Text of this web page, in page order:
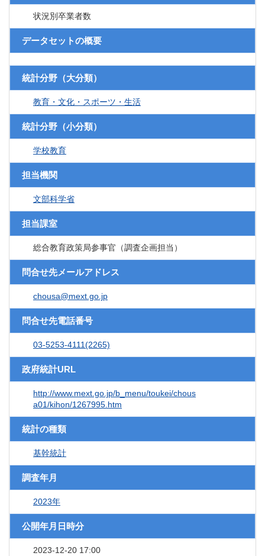
状況別卒業者数
データセットの概要
統計分野（大分類）
教育・文化・スポーツ・生活
統計分野（小分類）
学校教育
担当機関
文部科学省
担当課室
総合教育政策局参事官（調査企画担当）
問合せ先メールアドレス
chousa@mext.go.jp
問合せ先電話番号
03-5253-4111(2265)
政府統計URL
http://www.mext.go.jp/b_menu/toukei/chous
a01/kihon/1267995.htm
統計の種類
基幹統計
調査年月
2023年
公開年月日時分
2023-12-20 17:00